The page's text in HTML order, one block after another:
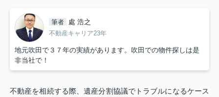
筆者 處 浩之
不動産キャリア23年
地元吹田で３７年の実績があります。吹田での物件探しは是
非当社で！
不動産を相続する際、遺産分割協議でトラブルになるケース